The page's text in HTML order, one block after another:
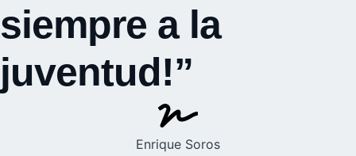
siempre a la
juventud!”
Enrique Soros